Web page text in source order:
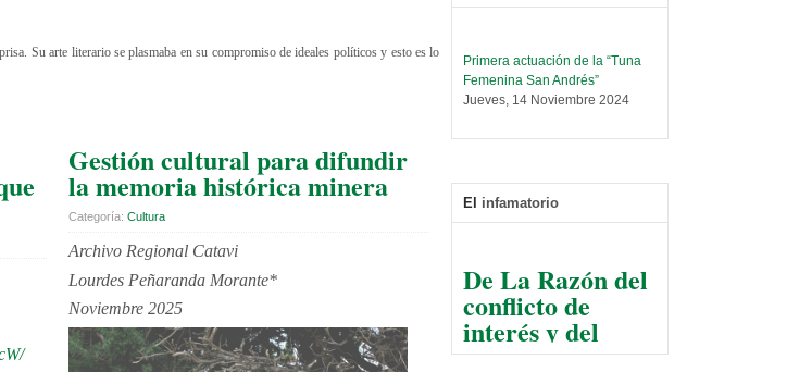
Su arte literario se plasmaba en su compromiso de ideales políticos y esto es lo
Gestión cultural para difundir
la memoria histórica minera
Categoría: Cultura
Archivo Regional Catavi
Lourdes Peñaranda Morante*
Noviembre 2025
Femenina San Andrés”
Jueves, 14 Noviembre 2024
tráfico de personas
Sábado, 14 Septiembre 2024
taller de software estadístico en
la UMSA
Sábado, 14 Septiembre 2024
El infamatorio
De La Razón del
conflicto de
interés y del
razonable arte